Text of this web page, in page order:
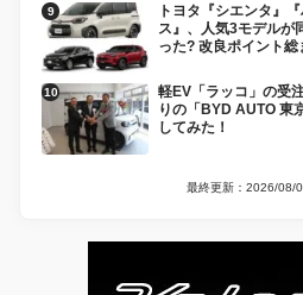
トヨタ『シエンタ』
ス』、人気3モデルが
った? 改良ポイント総
軽EV「ラッコ」の受
りの「BYD AUTO 東
してみた！
最終更新：2026/08/